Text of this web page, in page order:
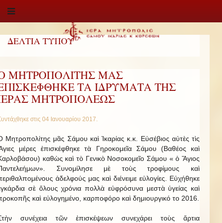
ΔΕΛΤΙΑ ΤΥΠΟΥ
ΜΗΤΡΟΠΟΛΙΤΗΣ ΜΑΣ
ΤΑ ΙΔΡΥΜΑΤΑ ΤΗΣ
ΜΗΤΡΟΠΟΛΕΩΣ
στις 04 Ιανουαρίου 2017.
Μητροπολίτης μᾶς Σάμου καὶ Ἰκαρίας κ.κ. Εὐσέβιος αὐτὲς τὶς
μέρες ἐπισκέφθηκε τὰ Γηροκομεῖα Σάμου (Βαθέος καὶ
καθὼς καὶ τὸ Γενικὸ Νοσοκομεῖο Σάμου « ὁ Ἅγιος
Συνομίλησε μὲ τοὺς τροφίμους καὶ
ἀδελφούς μας καὶ διένειμε εὐλογίες. Εὐχήθηκε
σὲ ὅλους χρόνια πολλὰ εὐφρόσυνα μεστὰ ὑγείας καὶ
καὶ εὐλογημένο, καρποφόρο καὶ δημιουργικό το 2016.
συνέχεια τῶν ἐπισκέψεων συνεχάρει τοὺς ἄρτια